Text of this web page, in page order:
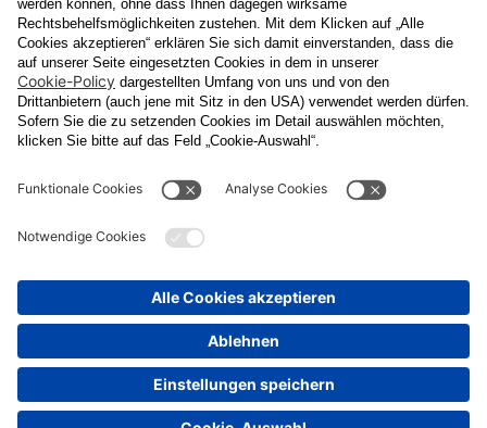
Datenschutzerklärung
Ja , ich erlaube, dass meine personenbezogenen Daten, nämlich
Name undE-Mail-Adressefür personalisierte Zusendungen per E-
Mail, die Informationen über Events und das
Veranstaltungsprogramm vom Congress Center Baden
enthalten, von der "CCB" Congress Center Baden
Betriebsgesellschaft m.b.H. verarbeitet werden.
Die Verarbeitung meiner Daten erfolgt entsprechend der
Datenschutzerklärung der Casinos Austria Aktiengesellschaft und
unterwww.casinos.at/datenschutzabrufen und einsehen kann. Die
Einwilligung kann ich jederzeit postalisch an "CCB" Congress
2500 Baden, per E-Mail an
datenschutz@cal.at
oder in jeder elektronischen Zusendung
nicht berührt.
Senden